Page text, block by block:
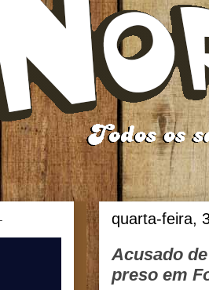
quarta-feira,
Acusado
preso em